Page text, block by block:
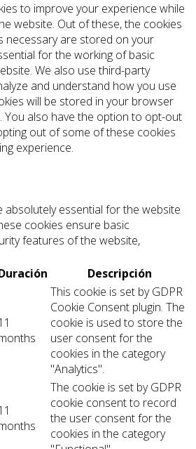
to improve your experience while
website. Out of these, the cookies
necessary are stored on your
for the working of basic
We also use third-party
and understand how you use
will be stored in your browser
You also have the option to opt-out
out of some of these cookies
experience.
absolutely essential for the website
cookies ensure basic
features of the website,
Descripción
This cookie is set by GDPR
Cookie Consent plugin. The
cookie is used to store the
user consent for the
cookies in the category
"Analytics".
The cookie is set by GDPR
cookie consent to record
the user consent for the
cookies in the category